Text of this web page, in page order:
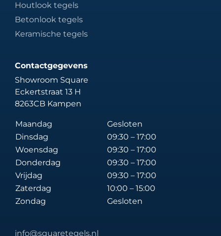
Houtlook tegels
Betonlook tegels
Keramische tegels
Contactgegevens
Showroom Square
Eckertstraat 13 H
8263CB Kampen
Maandag
Gesloten
Dinsdag
09:30 – 17:00
Woensdag
09:30 – 17:00
Donderdag
09:30 – 17:00
Vrijdag
09:30 – 17:00
Zaterdag
10:00 – 15:00
Zondag
Gesloten
info@squaretegels.nl